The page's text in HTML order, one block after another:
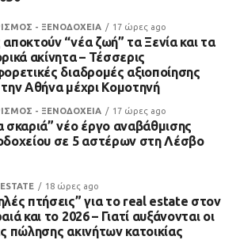
- ΞΕΝΟΔΟΧΕΙΑ 17 ώρες ago
“νέα ζωή” τα Ξενία και τα
ακίνητα – Τέσσερις
διαδρομές αξιοποίησης
Αθήνα μέχρι Κομοτηνή
- ΞΕΝΟΔΟΧΕΙΑ 17 ώρες ago
σκαριά” νέο έργο αναβάθμισης
σε 5 αστέρων στη Λέσβο
18 ώρες ago
πτήσεις” για το real estate στον
και το 2026 – Γιατί αυξάνονται οι
πώλησης ακινήτων κατοικίας